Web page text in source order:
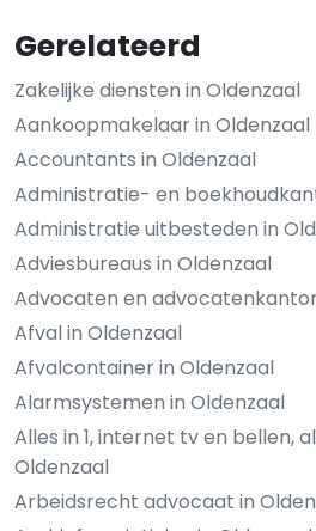
Gerelateerd
Zakelijke diensten in Oldenzaal
Aankoopmakelaar in Oldenzaal
Accountants in Oldenzaal
Administratie- en
Administratie uitbesteden in
Adviesbureaus in Oldenzaal
Advocaten en
Afval in Oldenzaal
Afvalcontainer in Oldenzaal
Alarmsystemen in Oldenzaal
Alles in 1, internet tv en bellen,
Oldenzaal
Arbeidsrecht advocaat in